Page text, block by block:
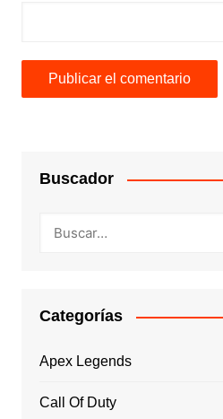
Buscador
Categorías
Apex Legends
Call Of Duty